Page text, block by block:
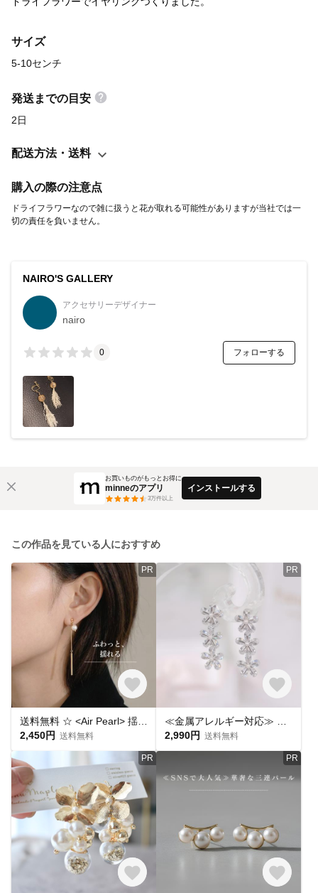
サイズ
5-10センチ
発送までの目安
2日
配送方法・送料
購入の際の注意点
ドライフラワーなので雑に扱うと花が取れる可能性がありますが当社では一
切の責任を負いません。
NAIRO'S GALLERY
アクセサリーデザイナー
nairo
0 フォローする
お買いものがもっとお得に
minneのアプリ
3万件以上
インストールする
この作品を見ている人におすすめ
PR
2,450円 送料無料
PR
2,990円 送料無料
PR PR